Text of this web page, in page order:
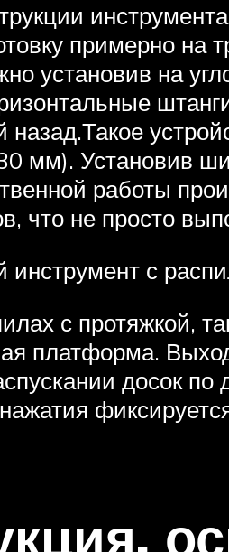
примерно
установив на
назад.Такое
мм). Установив
работы
что не просто
с
с протяжкой,
платформа.
досок